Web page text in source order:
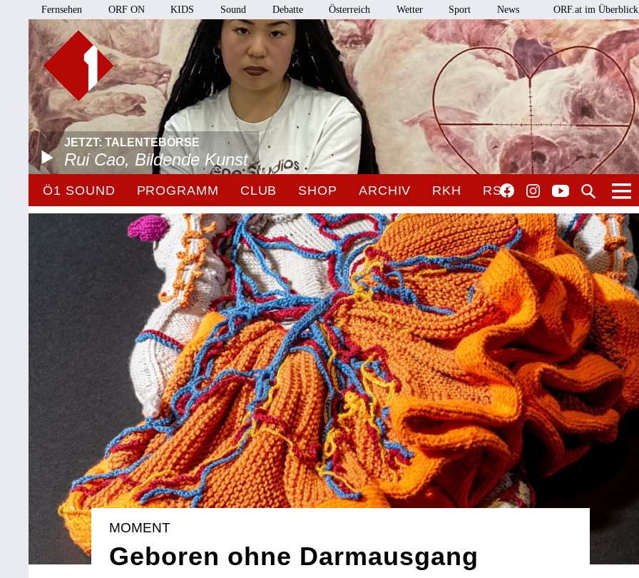
Fernsehen ORF ON KIDS Sound Debatte Österreich Wetter Sport News ORF.at im Überblick
JETZT: TALENTEBÖRSE
Rui Cao, Bildende Kunst
Ö1 SOUND PROGRAMM CLUB SHOP ARCHIV RKH RSO
MOMENT
Geboren ohne Darmausgang